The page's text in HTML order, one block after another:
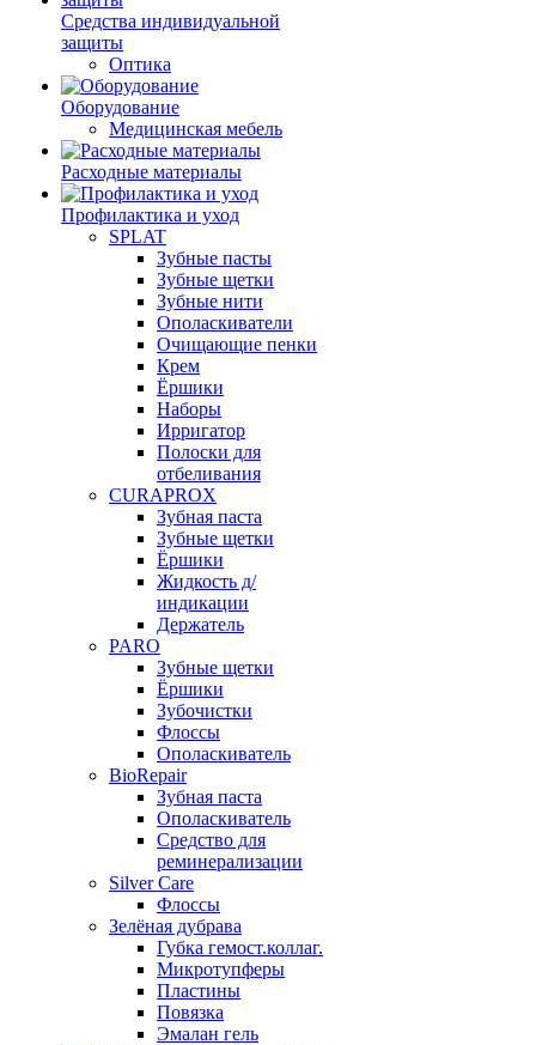
Средства индивидуальной
защиты
Оптика
Оборудование
Медицинская мебель
Расходные материалы
Профилактика и уход
SPLAT
Зубные пасты
Зубные щетки
Зубные нити
Ополаскиватели
Очищающие пенки
Крем
Ёршики
Наборы
Ирригатор
Полоски для
отбеливания
CURAPROX
Зубная паста
Зубные щетки
Ёршики
Жидкость д/
индикации
Держатель
PARO
Зубные щетки
Ёршики
Зубочистки
Флоссы
Ополаскиватель
BioRepair
Зубная паста
Ополаскиватель
Средство для
реминерализации
Silver Care
Флоссы
Зелёная дубрава
Губка гемост.коллаг.
Микротупферы
Пластины
Повязка
Эмалан гель